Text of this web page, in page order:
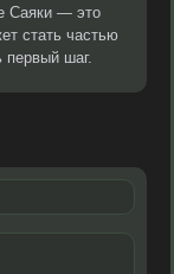
Саяки — это
стать частью
первый шаг.